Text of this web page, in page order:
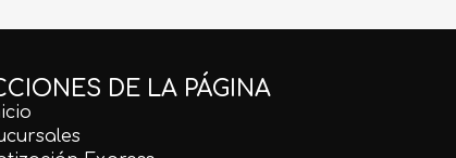
DE LA PÁGINA